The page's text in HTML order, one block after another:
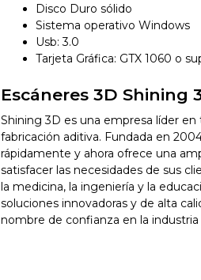
Disco Duro sólido
Sistema operativo Windows
Usb: 3.0
Tarjeta Gráfica: GTX 1060 o
Escáneres 3D Shining
Shining 3D es una empresa líder
fabricación aditiva. Fundada en
rápidamente y ahora ofrece una
satisfacer las necesidades de sus
la medicina, la ingeniería y la
soluciones innovadoras y de alta
nombre de confianza en la industria